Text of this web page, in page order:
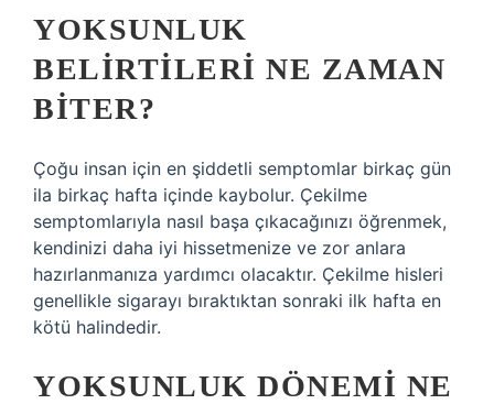
YOKSUNLUK
BELIRTILERI NE ZAMAN
BITER?
Çoğu insan için en şiddetli semptomlar birkaç gün
ila birkaç hafta içinde kaybolur. Çekilme
semptomlarıyla nasıl başa çıkacağınızı öğrenmek,
kendinizi daha iyi hissetmenize ve zor anlara
hazırlanmanıza yardımcı olacaktır. Çekilme hisleri
genellikle sigarayı bıraktıktan sonraki ilk hafta en
kötü halindedir.
YOKSUNLUK DÖNEMI NE